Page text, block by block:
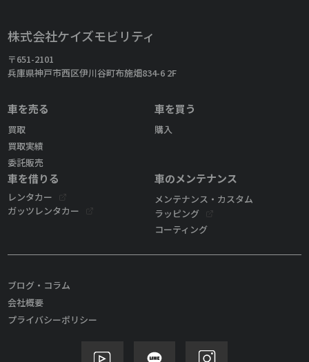
株式会社ケイズモビリティ
〒651-2101
兵庫県神戸市西区伊川谷町布施畑834-6 2F
車を売る
買取
買取実績
委託販売
車を買う
購入
車を借りる
レンタカー
ガッツレンタカー
車のメンテナンス
メンテナンス・カスタム
ラッピング
コーティング
ブログ・コラム
会社概要
プライバシーポリシー